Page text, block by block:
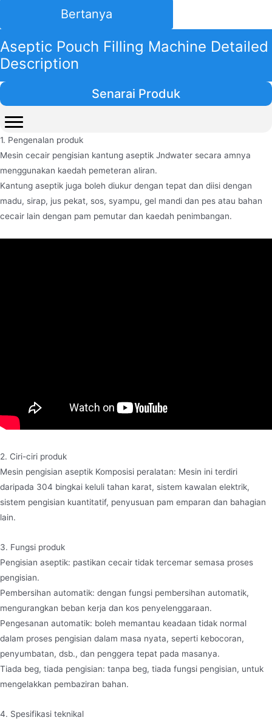
Bertanya
Aseptic Pouch Filling Machine Detailed
Description
1. Pengenalan produk
Mesin cecair pengisian kantung aseptik Jndwater secara amnya
menggunakan kaedah pemeteran aliran.
Kantung aseptik juga boleh diukur dengan tepat dan diisi dengan
madu, sirap, jus pekat, sos, syampu, gel mandi dan pes atau bahan
cecair lain dengan pam pemutar dan kaedah penimbangan.
2. Ciri-ciri produk
Mesin pengisian aseptik Komposisi peralatan: Mesin ini terdiri
daripada 304 bingkai keluli tahan karat, sistem kawalan elektrik,
sistem pengisian kuantitatif, penyusuan pam emparan dan bahagian
lain.
3. Fungsi produk
Pengisian aseptik: pastikan cecair tidak tercemar semasa proses
pengisian.
Pembersihan automatik: dengan fungsi pembersihan automatik,
mengurangkan beban kerja dan kos penyelenggaraan.
Pengesanan automatik: boleh memantau keadaan tidak normal
dalam proses pengisian dalam masa nyata, seperti kebocoran,
penyumbatan, dsb., dan penggera tepat pada masanya.
Tiada beg, tiada pengisian: tanpa beg, tiada fungsi pengisian, untuk
mengelakkan pembaziran bahan.
4. Spesifikasi teknikal
Senarai Produk